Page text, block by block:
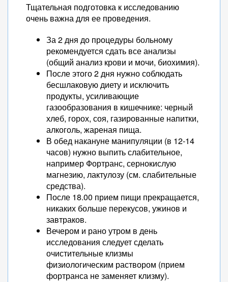
Тщательная подготовка к исследованию
очень важна для ее проведения.
За 2 дня до процедуры больному
рекомендуется сдать все анализы
(общий анализ крови и мочи, биохимия).
После этого 2 дня нужно соблюдать
бесшлаковую диету и исключить
продукты, усиливающие
газообразования в кишечнике: черный
хлеб, горох, соя, газированные напитки,
алкоголь, жареная пища.
В обед накануне манипуляции (в 12-14
часов) нужно выпить слабительное,
например Фортранс, сернокислую
магнезию, лактулозу (см. слабительные
средства).
После 18.00 прием пищи прекращается,
никаких больше перекусов, ужинов и
завтраков.
Вечером и рано утром в день
исследования следует сделать
очистительные клизмы
физиологическим раствором (прием
фортранса не заменяет клизму).